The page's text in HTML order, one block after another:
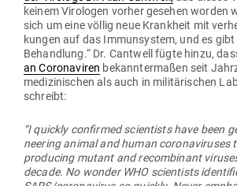
keinem Viro­logen vorher gesehen worden
sich um eine völlig neue Krankheit mit
kungen auf das Immun­system, und es
Behandlung.“ Dr. Cantwell fügte hinzu,
an Coro­na­viren bekann­ter­maßen seit
medi­zi­ni­schen als auch in mili­tä­ri­schen
schreibt:
“I quickly con­firmed sci­en­tists have been
neering animal and human coro­na­vi­ruses
pro­ducing mutant and recom­binant
decade. No wonder WHO sci­en­tists